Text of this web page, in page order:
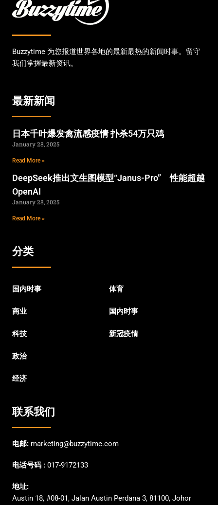
Buzzytime 为您报道世界各地的最新最热的新闻时事。留守
我们掌握最新资讯。
最新新闻
日本千叶爆发禽流感疫情 扑杀54万只鸡
January 28, 2025
Read More »
DeepSeek推出文生图模型“Janus-Pro” 性能超越
OpenAI
January 28, 2025
Read More »
分类
国内时事
商业
科技
政治
经济
体育
国内时事
新冠疫情
联系我们
电邮: marketing@buzzytime.com
电话号码 : 017-9172133
地址:
Austin 18, #08-01, Jalan Austin Perdana 3, 81100, Johor